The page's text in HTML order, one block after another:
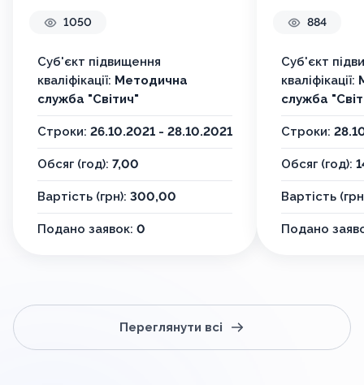
1050
Суб'єкт підвищення
кваліфікації: Методична
служба "Світич"
Строки: 26.10.2021 - 28.10.2021
Обсяг (год): 7,00
Вартість (грн): 300,00
Подано заявок: 0
884
Суб'єкт
кваліфікації:
служба
Строки:
Обсяг (год):
Вартість
Подано
Переглянути всі